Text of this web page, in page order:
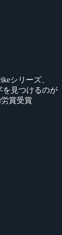
シリーズ、
を見つけるのが
賞受賞